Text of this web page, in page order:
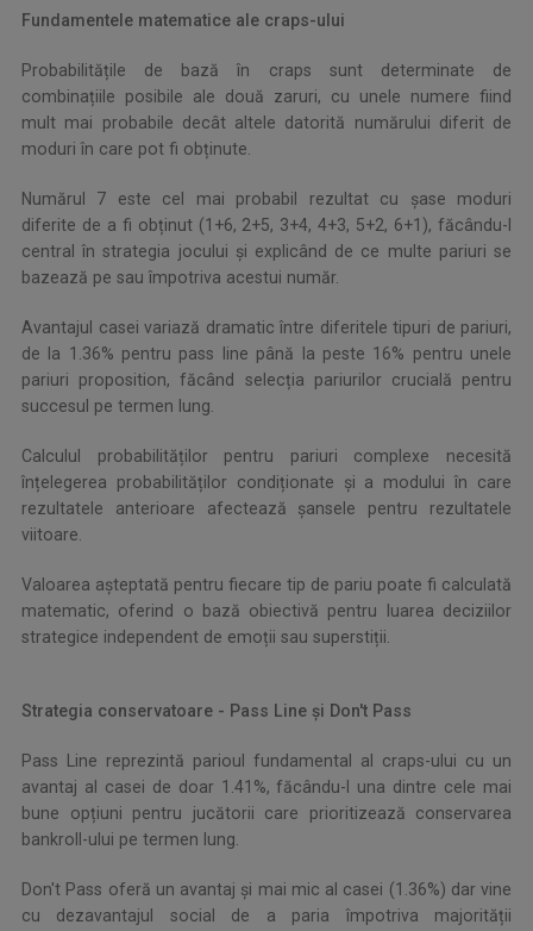
Fundamentele matematice ale craps-ului
Probabilitățile de bază în craps sunt determinate de
combinațiile posibile ale două zaruri, cu unele numere fiind
mult mai probabile decât altele datorită numărului diferit de
moduri în care pot fi obținute.
Numărul 7 este cel mai probabil rezultat cu șase moduri
diferite de a fi obținut (1+6, 2+5, 3+4, 4+3, 5+2, 6+1), făcându-l
central în strategia jocului și explicând de ce multe pariuri se
bazează pe sau împotriva acestui număr.
Avantajul casei variază dramatic între diferitele tipuri de pariuri,
de la 1.36% pentru pass line până la peste 16% pentru unele
pariuri proposition, făcând selecția pariurilor crucială pentru
succesul pe termen lung.
Calculul probabilităților pentru pariuri complexe necesită
înțelegerea probabilităților condiționate și a modului în care
rezultatele anterioare afectează șansele pentru rezultatele
viitoare.
Valoarea așteptată pentru fiecare tip de pariu poate fi calculată
matematic, oferind o bază obiectivă pentru luarea deciziilor
strategice independent de emoții sau superstiții.
Strategia conservatoare - Pass Line și Don't Pass
Pass Line reprezintă parioul fundamental al craps-ului cu un
avantaj al casei de doar 1.41%, făcându-l una dintre cele mai
bune opțiuni pentru jucătorii care prioritizează conservarea
bankroll-ului pe termen lung.
Don't Pass oferă un avantaj și mai mic al casei (1.36%) dar vine
cu dezavantajul social de a paria împotriva majorității